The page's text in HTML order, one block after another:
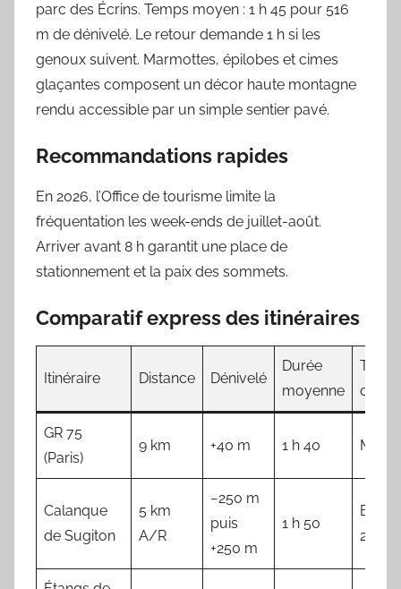
parc des Écrins. Temps moyen : 1 h 45 pour 516
m de dénivelé. Le retour demande 1 h si les
genoux suivent. Marmottes, épilobes et cimes
glaçantes composent un décor haute montagne
rendu accessible par un simple sentier pavé.
Recommandations rapides
En 2026, l’Office de tourisme limite la
fréquentation les week-ends de juillet-août.
Arriver avant 8 h garantit une place de
stationnement et la paix des sommets.
Comparatif express des itinéraires
Itinéraire Distance Dénivelé
Durée
moyenne
Type
GR 75
(Paris)
9 km +40 m 1 h 40
Calanque
de Sugiton
5 km
A/R
−250 m
puis
+250 m
1 h 50
Bus
21